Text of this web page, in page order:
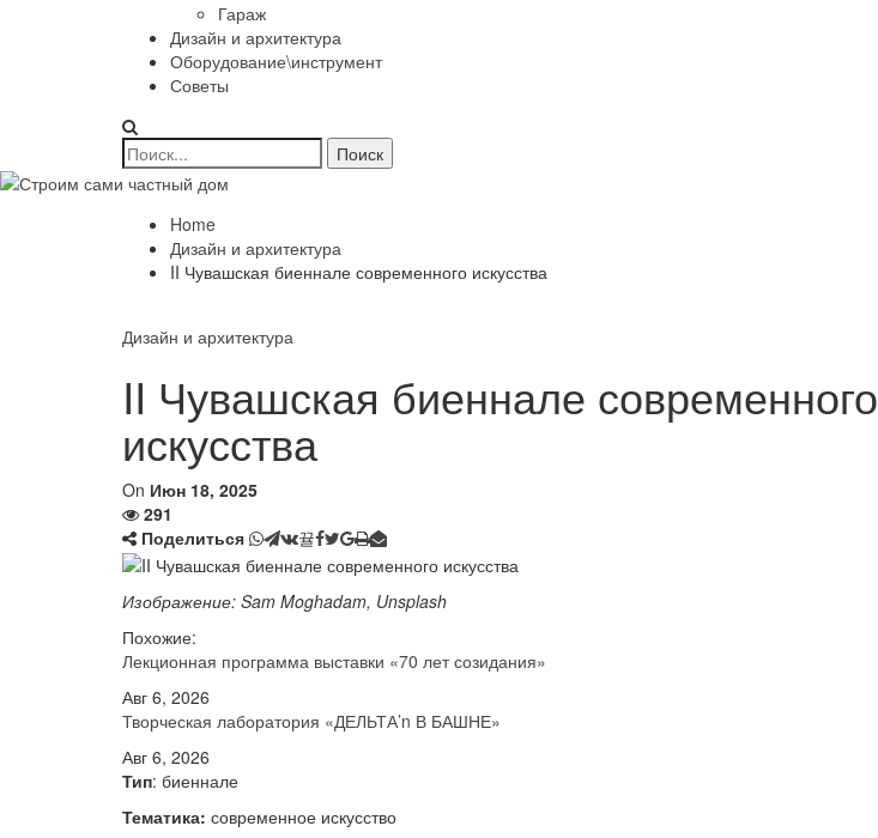
Гараж
Дизайн и архитектура
Оборудование\инструмент
Советы
Home
Дизайн и архитектура
II Чувашская биеннале современного искусства
Дизайн и архитектура
II Чувашская биеннале современного
искусства
On Июн 18, 2025
291
Поделиться
Изображение: Sam Moghadam, Unsplash
Похожие:
Лекционная программа выставки «70 лет созидания»
Авг 6, 2026
Творческая лаборатория «ДЕЛЬТА’n В БАШНЕ»
Авг 6, 2026
Тип: биеннале
Тематика: современное искусство